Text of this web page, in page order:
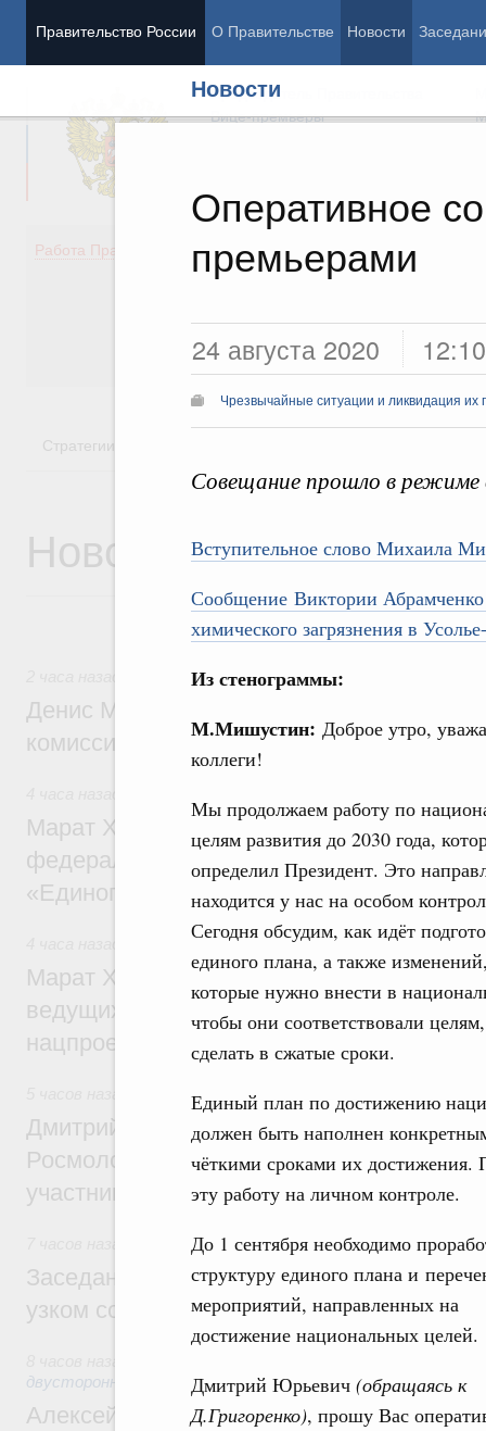
Правительство России О Правительстве Новости
Новости
Оперативное
премьерами
24 августа 2020 12:10
Чрезвычайные ситуации и ликвидация их
Совещание прошло в режиме
Вступительное слово Михаила
Сообщение Виктории
химического загрязнения в
Из стенограммы:
М.Мишустин: Доброе утро,
коллеги!
Мы продолжаем работу по
целям развития до 2030 года,
определил Президент. Это
находится у нас на особом
Сегодня обсудим, как идёт
единого плана, а также
которые нужно внести в
чтобы они соответствовали
сделать в сжатые сроки.
Единый план по достижению
должен быть наполнен
чёткими сроками их достижения.
эту работу на личном контроле.
До 1 сентября необходимо
структуру единого плана и
мероприятий, направленных на
достижение национальных целей.
Дмитрий Юрьевич (обращаясь к
Д.Григоренко), прошу Вас
Председатель Правительства
Вице-премьеры
Работа Правительства
Демография
Здоровье
Общество
Государство
Стратегии
Новости
Общие вопросы промышленной политики
Денис Мантуров провёл заседание
комиссии по промышленности
Марат Хуснуллин: Более 130
федерального значения построено под
«Единого заказчика»
Национальный проект «Инфраструктура
Марат Хуснуллин: Порядка 200
ведущих к спортивным объектам,
нацпроекту «Инфраструктура для
Молодёжная политика
Дмитрий Чернышенко, Сергей Кравцов и
Росмолодёжи Григорий Гуров
участников проекта «Кольцо открытий»
Евразийский экономический союз.
Заседание Евразийского
узком составе
двусторонней основе
Алексей Оверчук провёл рабочую